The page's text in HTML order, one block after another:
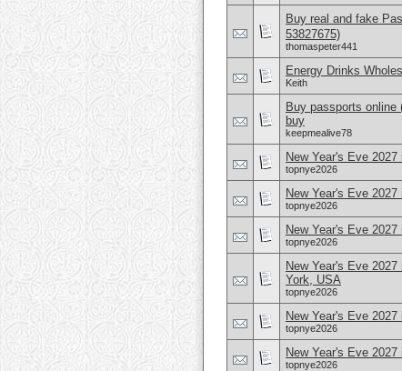
Buy real and fake
53827675)
thomaspeter441
Energy Drinks
Keith
Buy passports online
buy
keepmealive78
New Year's Eve
topnye2026
New Year's Eve 2027
topnye2026
New Year's Eve
topnye2026
New Year's Eve
York, USA
topnye2026
New Year's Eve
topnye2026
New Year's Eve
topnye2026